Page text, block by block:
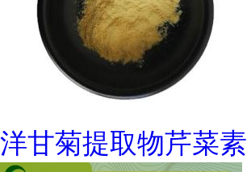
洋甘菊提取物芹菜素